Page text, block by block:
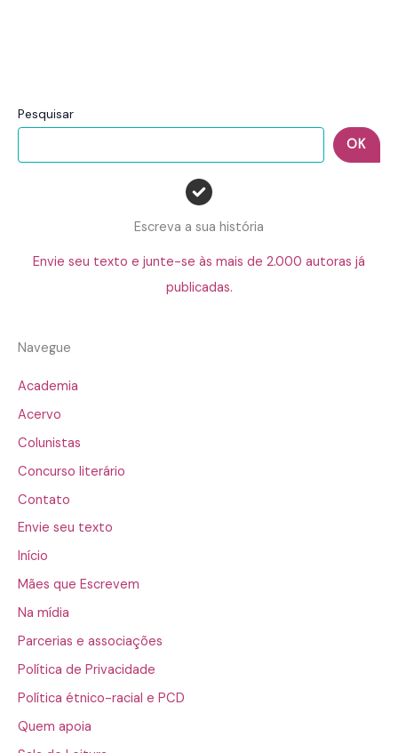
Pesquisar
OK
Escreva a sua história
Envie seu texto e junte-se às mais de 2.000 autoras já
publicadas.
Navegue
Academia
Acervo
Colunistas
Concurso literário
Contato
Envie seu texto
Início
Mães que Escrevem
Na mídia
Parcerias e associações
Política de Privacidade
Política étnico-racial e PCD
Quem apoia